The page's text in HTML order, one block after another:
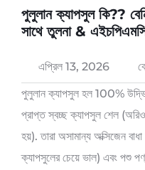
পুলুলান ক্যাপসুল কি??
সাথে তুলনা &
এপ্রিল 13, 2026
পুলুলান ক্যাপসুল হল 100%
প্রাপ্ত স্বচ্ছ ক্যাপসুল শেল
হয়). তারা অসামান্য অক্সিজেন
ক্যাপসুলের চেয়ে ভাল) এবং পশু